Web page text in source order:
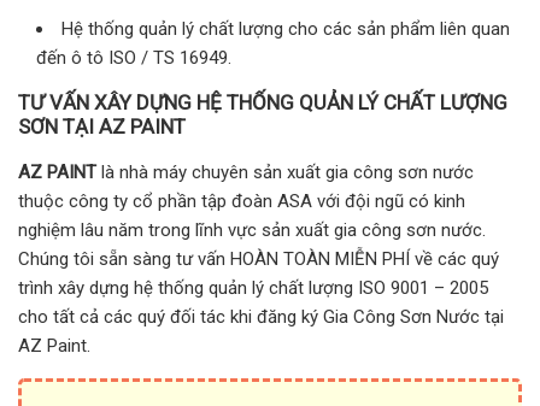
Hệ thống quản lý chất lượng cho các sản phẩm liên quan
đến ô tô ISO / TS 16949.
TƯ VẤN XÂY DỰNG HỆ THỐNG QUẢN LÝ CHẤT LƯỢNG
SƠN TẠI AZ PAINT
AZ PAINTlà nhà máy chuyên sản xuất gia công sơn nước
thuộc công ty cổ phần tập đoàn ASA với đội ngũ có kinh
nghiệm lâu năm trong lĩnh vực sản xuất gia công sơn nước.
Chúng tôi sẵn sàng tư vấn HOÀN TOÀN MIỄN PHÍ về các quý
trình xây dựng hệ thống quản lý chất lượng ISO 9001 – 2005
cho tất cả các quý đối tác khi đăng ký Gia Công Sơn Nước tại
AZ Paint.